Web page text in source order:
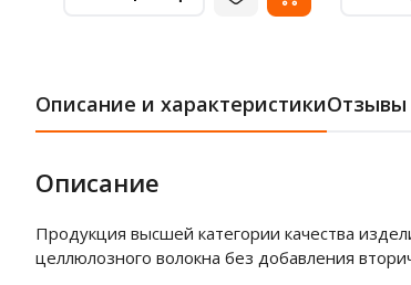
Описание и характеристикиОтзывы
Описание
Продукция высшей категории качества
целлюлозного волокна без добавления